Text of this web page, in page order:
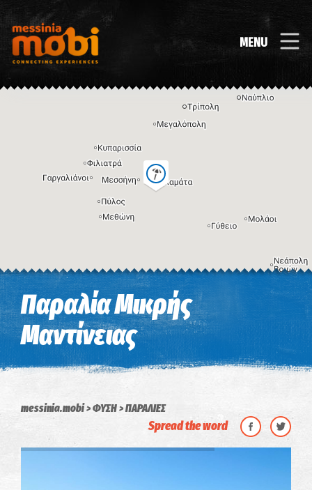
MENU
Η εικόνα ενδέχεται να υπόκειται σε πνευματικά δικαιώματα Όροι
Παραλία Μικρής
Μαντίνειας
messinia.mobi ΦΥΣΗ ΠΑΡΑΛΙΕΣ
Spread the word